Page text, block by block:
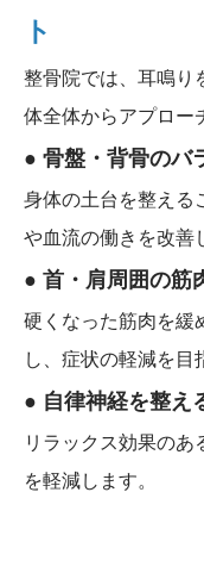
ト
整骨院では、耳鳴り
体全体からアプロー
● 骨盤・背骨のバ
身体の土台を整える
や血流の働きを改善
● 首・肩周囲の筋
硬くなった筋肉を緩
し、症状の軽減を目
● 自律神経を整え
リラックス効果のあ
を軽減します。